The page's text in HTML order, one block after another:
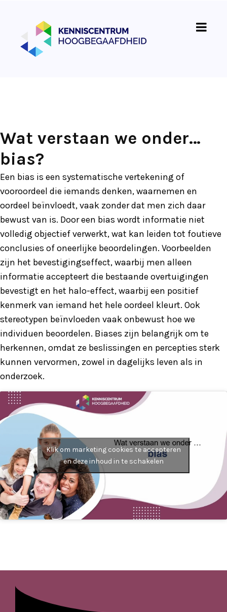
Wat verstaan we onder…
bias?
Een bias is een systematische vertekening of
vooroordeel die iemands denken, waarnemen en
oordeel beïnvloedt, vaak zonder dat men zich daar
bewust van is. Door een bias wordt informatie niet
volledig objectief verwerkt, wat kan leiden tot foutieve
conclusies of oneerlijke beoordelingen. Voorbeelden
zijn het bevestigingseffect, waarbij men alleen
informatie accepteert die bestaande overtuigingen
bevestigt en het halo-effect, waarbij een positief
kenmerk van iemand het hele oordeel kleurt. Ook
stereotypen beïnvloeden vaak onbewust hoe we
individuen beoordelen. Biases zijn belangrijk om te
herkennen, omdat ze beslissingen en percepties sterk
kunnen vervormen, zowel in dagelijks leven als in
onderzoek.
Klik om marketing cookies te accepteren
en deze inhoud in te schakelen